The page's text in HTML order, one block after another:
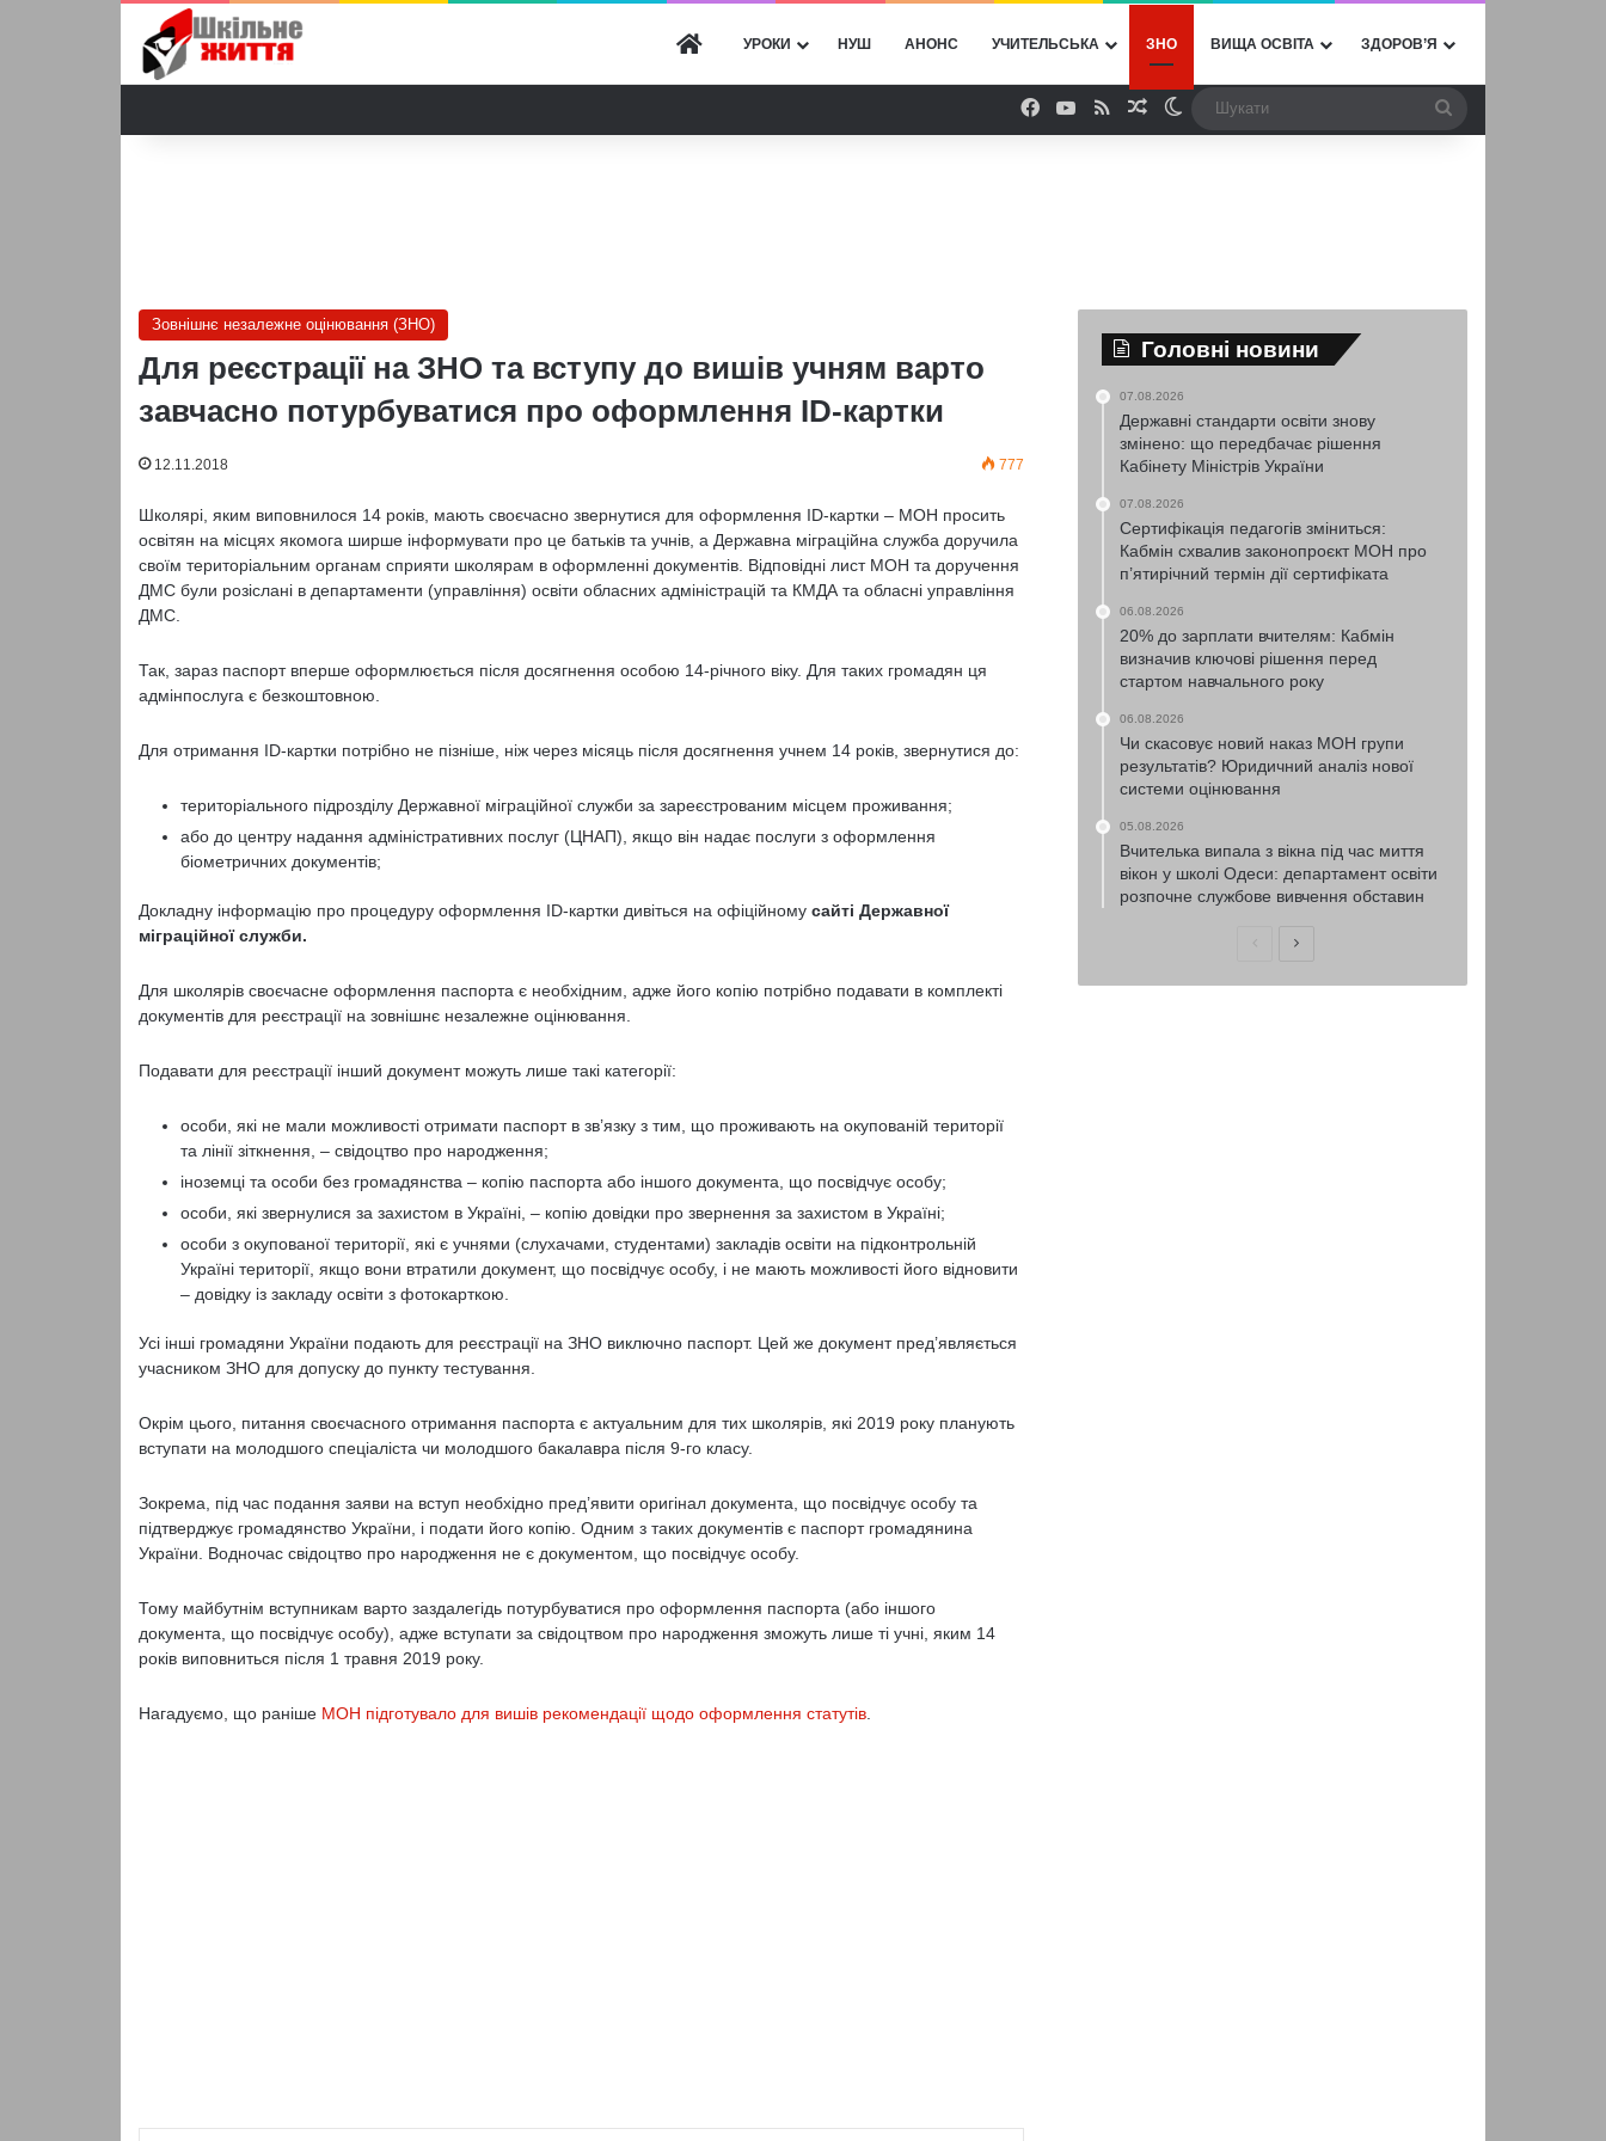
ГОЛОВНА
УРОКИ НУШ АНОНС УЧИТЕЛЬСЬКА ЗНО ВИЩА ОСВІТА ЗДОРОВ’Я
Facebook
YouTube
RSSВипадкова стаття
Switch skin
Зовнішнє незалежне оцінювання (ЗНО)
Для реєстрації на ЗНО та вступу до вишів учням варто
завчасно потурбуватися про оформлення ID-картки
12.11.2018 777
Школярі, яким виповнилося 14 років, мають своєчасно звернутися для оформлення ID-картки – МОН просить
освітян на місцях якомога ширше інформувати про це батьків та учнів, а Державна міграційна служба доручила
своїм територіальним органам сприяти школярам в оформленні документів. Відповідні лист МОН та доручення
ДМС були розіслані в департаменти (управління) освіти обласних адміністрацій та КМДА та обласні управління
ДМС.
Так, зараз паспорт вперше оформлюється після досягнення особою 14-річного віку. Для таких громадян ця
адмінпослуга є безкоштовною.
Для отримання ID-картки потрібно не пізніше, ніж через місяць після досягнення учнем 14 років, звернутися до:
територіального підрозділу Державної міграційної служби за зареєстрованим місцем проживання;
або до центру надання адміністративних послуг (ЦНАП), якщо він надає послуги з оформлення
біометричних документів;
Докладну інформацію про процедуру оформлення ID-картки дивіться на офіційному сайті Державної
міграційної служби.
Для школярів своєчасне оформлення паспорта є необхідним, адже його копію потрібно подавати в комплекті
документів для реєстрації на зовнішнє незалежне оцінювання.
Подавати для реєстрації інший документ можуть лише такі категорії:
особи, які не мали можливості отримати паспорт в зв’язку з тим, що проживають на окупованій території
та лінії зіткнення, – свідоцтво про народження;
іноземці та особи без громадянства – копію паспорта або іншого документа, що посвідчує особу;
особи, які звернулися за захистом в Україні, – копію довідки про звернення за захистом в Україні;
особи з окупованої території, які є учнями (слухачами, студентами) закладів освіти на підконтрольній
Україні території, якщо вони втратили документ, що посвідчує особу, і не мають можливості його відновити
– довідку із закладу освіти з фотокарткою.
Усі інші громадяни України подають для реєстрації на ЗНО виключно паспорт. Цей же документ пред’являється
учасником ЗНО для допуску до пункту тестування.
Окрім цього, питання своєчасного отримання паспорта є актуальним для тих школярів, які 2019 року планують
вступати на молодшого спеціаліста чи молодшого бакалавра після 9-го класу.
Зокрема, під час подання заяви на вступ необхідно пред’явити оригінал документа, що посвідчує особу та
підтверджує громадянство України, і подати його копію. Одним з таких документів є паспорт громадянина
України. Водночас свідоцтво про народження не є документом, що посвідчує особу.
Тому майбутнім вступникам варто заздалегідь потурбуватися про оформлення паспорта (або іншого
документа, що посвідчує особу), адже вступати за свідоцтвом про народження зможуть лише ті учні, яким 14
років виповниться після 1 травня 2019 року.
Нагадуємо, що раніше МОН підготувало для вишів рекомендації щодо оформлення статутів.
Головні новини
07.08.2026
Державні стандарти освіти знову
змінено: що передбачає рішення
Кабінету Міністрів України
07.08.2026
Сертифікація педагогів зміниться:
Кабмін схвалив законопроєкт МОН про
п’ятирічний термін дії сертифіката
06.08.2026
20% до зарплати вчителям: Кабмін
визначив ключові рішення перед
стартом навчального року
06.08.2026
Чи скасовує новий наказ МОН групи
результатів? Юридичний аналіз нової
системи оцінювання
05.08.2026
Вчителька випала з вікна під час миття
вікон у школі Одеси: департамент освіти
розпочне службове вивчення обставин
ПопередняНаступна